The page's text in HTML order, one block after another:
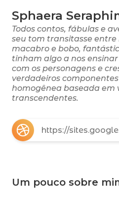
Sphaera
Todos contos, fábulas e
seu tom transitasse entre
macabro e bobo,
tinham algo a nos
com os personagens e
verdadeiros
homogênea baseada em
transcendentes.
Um pouco sobre